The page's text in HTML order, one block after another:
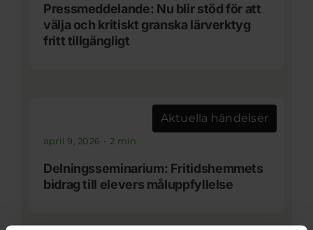
Pressmeddelande: Nu blir stöd för att
välja och kritiskt granska lärverktyg
fritt tillgängligt
Aktuella händelser
april 9, 2026 • 2 min
Delningsseminarium: Fritidshemmets
bidrag till elevers måluppfyllelse